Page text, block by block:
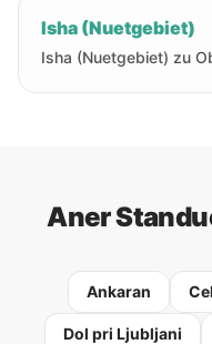
Isha (Nuetgebiet)
Isha (Nuetgebiet) zu
Aner
Ankaran
Dol pri Ljubljani